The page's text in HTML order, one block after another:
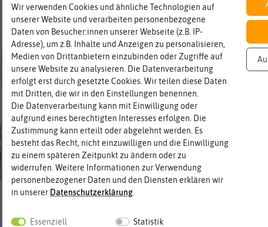
Wir verwenden Cookies und ähnliche Technologien auf
unserer Website und verarbeiten personenbezogene
Daten von Besucher:innen unserer Webseite (z.B. IP-
Adresse), um z.B. Inhalte und Anzeigen zu personalisieren,
Medien von Drittanbietern einzubinden oder Zugriffe auf
unsere Website zu analysieren. Die Datenverarbeitung
erfolgt erst durch gesetzte Cookies. Wir teilen diese Daten
mit Dritten, die wir in den Einstellungen benennen.
Die Datenverarbeitung kann mit Einwilligung oder
aufgrund eines berechtigten Interesses erfolgen. Die
Zustimmung kann erteilt oder abgelehnt werden. Es
besteht das Recht, nicht einzuwilligen und die Einwilligung
zu einem späteren Zeitpunkt zu ändern oder zu
widerrufen. Weitere Informationen zur Verwendung
personenbezogener Daten und den Diensten erklären wir
in unserer Daten­schutz­erklärung
Essenziell Statistik